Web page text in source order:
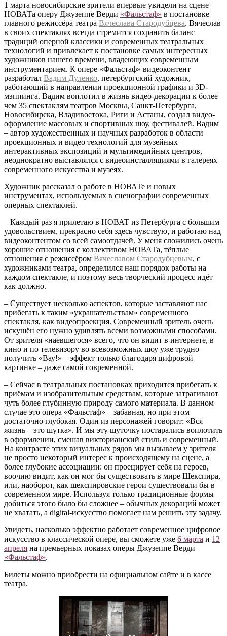
1 марта новосибирские зрители впервые увидели на сцене
НОВАТа оперу Джузеппе Верди «Фальстаф» в постановке
главного режиссёра театра Вячеслава Стародубцева. Вячеслав
в своих спектаклях всегда стремится сохранить баланс
традиций оперной классики и современных театральных
технологий и привлекает к постановке самых интересных
художников нашего времени, владеющих современным
инструментарием. К опере «Фальстаф» видеоконтент
разработал Вадим Дуленко, петербургский художник,
работающий в направлении проекционной графики и 3D-
мэппинга. Вадим воплотил в жизнь видео-декорации к более
чем 35 спектаклям театров Москвы, Санкт-Петербурга,
Новосибирска, Владивостока, Риги и Астаны, создал видео-
оформление массовых и спортивных шоу, фестивалей. Вадим
– автор художественных и научных разработок в области
проекционных и видео технологий для музейных
интерактивных экспозиций и мультимедийных центров,
неоднократно выставлялся с видеоинсталляциями в галереях
современного искусства и музеях.
Художник рассказал о работе в НОВАТе и новых
инструментах, используемых в сценографии современных
оперных спектаклей.
– Каждый раз я прилетаю в НОВАТ из Петербурга с большим
удовольствием, прекрасно себя здесь чувствую, и работаю над
видеоконтентом со всей самоотдачей. У меня сложились очень
хорошие отношения с коллективом НОВАТа, тёплые
отношения с режиссёром Вячеславом Стародубцевым, с
художниками театра, определился наш порядок работы на
каждом спектакле, и поэтому весь творческий процесс идёт
как должно.
– Существует несколько аспектов, которые заставляют нас
прибегать к таким «украшательствам» современного
спектакля, как видеопроекция. Современный зритель очень
искушён его нужно удивлять всеми возможными способами.
От зрителя «наевшегося» всего, что он видит в интернете, в
кино и по телевизору во всевозможных шоу уже трудно
получить «Вау!» – эффект только благодаря цифровой
картинке – даже самой современной.
– Сейчас в театральных постановках приходится прибегать к
приёмам и изобразительным средствам, которые затрагивают
чуть более глубинную природу самого материала. В данном
случае это опера «Фальстаф» – забавная, но при этом
достаточно глубокая. Один из персонажей говорит: «Вся
жизнь – это шутка». И мы эту шуточку постарались воплотить
в оформлении, смешав викторианский стиль и современный.
На контрасте этих визуальных рядов мы вызываем у зрителя
не просто некоторый интерес к происходящему на сцене, а
более глубокие ассоциации: он проецирует себя на героев,
воочию видит, как он мог бы существовать в мире Шекспира,
или, наоборот, как шекспировские герои существовали бы в
современном мире. Используя только традиционные формы
добиться этого было бы сложнее – обычных декораций может
не хватать, а digital-искусство помогает нам решить эту задачу.
Увидеть, насколько эффектно работает современное цифровое
искусство в классической опере, вы сможете уже 6 марта и 12
апреля на премьерных показах оперы Джузеппе Верди
«Фальстаф».
Билеты можно приобрести на официальном сайте и в кассе
театра.